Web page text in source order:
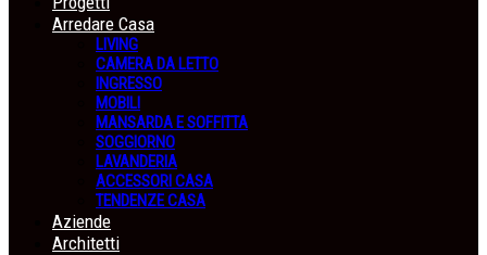
Arredare Casa
LIVING
CAMERA DA LETTO
INGRESSO
MOBILI
MANSARDA E SOFFITTA
SOGGIORNO
LAVANDERIA
ACCESSORI CASA
TENDENZE CASA
Aziende
Architetti